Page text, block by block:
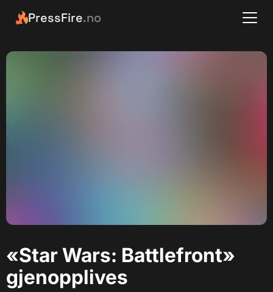
PressFire.no
«Star Wars: Battlefront»
gjenopplives